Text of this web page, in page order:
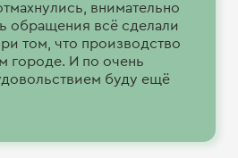
внимательно
обращения всё сделали
том, что производство
городе. И по очень
буду ещё